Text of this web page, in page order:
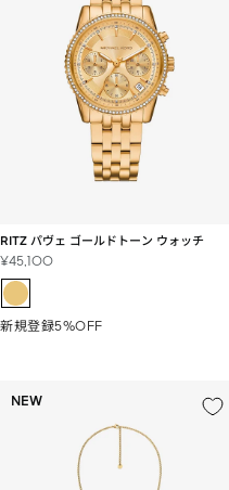
RITZ パヴェ ゴールドトーン ウォッチ
セ
ー
ル
格
¥45,100
新規登録5%OFF
NEW